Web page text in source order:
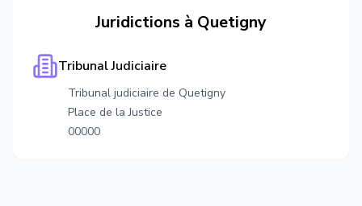
Juridictions à Quetigny
Tribunal Judiciaire
Tribunal judiciaire de Quetigny
Place de la Justice
00000